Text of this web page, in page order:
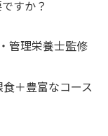
すか？
・管理栄養士監修
食＋豊富なコース